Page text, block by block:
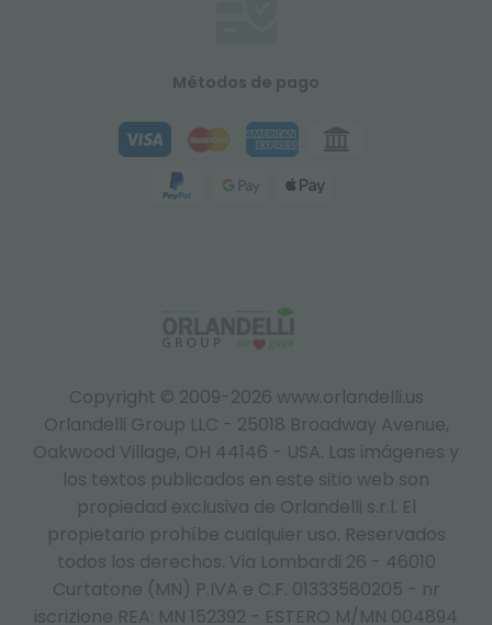
Copyright © 2009-2026 www.orlandelli.us
Orlandelli Group LLC - 25018 Broadway Avenue,
Oakwood Village, OH 44146 - USA. Las imágenes y
los textos publicados en este sitio web son
propiedad exclusiva de Orlandelli s.r.l. El
propietario prohíbe cualquier uso. Reservados
todos los derechos. Via Lombardi 26 - 46010
Curtatone (MN) P.IVA e C.F. 01333580205 - nr
iscrizione REA: MN 152392 - ESTERO M/MN 004894
Métodos de pago